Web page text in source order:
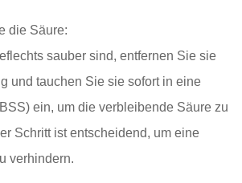
die Säure:
sauber sind, entfernen Sie sie
und tauchen Sie sie sofort in eine
ein, um die verbleibende Säure zu
Schritt ist entscheidend, um eine
verhindern.